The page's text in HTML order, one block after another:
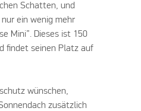
Schatten, und
ein wenig mehr
Mini”. Dieses ist 150
findet seinen Platz auf
wünschen,
zusätzlich